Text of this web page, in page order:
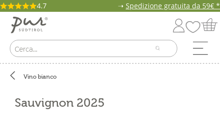
4.7 ➝ Spedizione gratuita da 59€ *
Vino bianco
Sauvignon 2025